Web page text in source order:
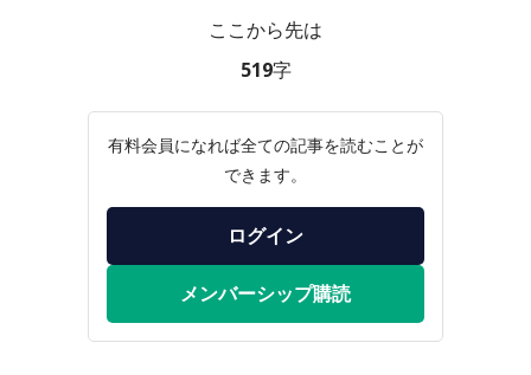
ここから先は
519字
有料会員になれば全ての記事を読むことが
できます。
ログイン
メンバーシップ購読